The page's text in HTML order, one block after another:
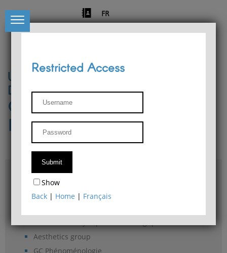
FR
University of Liège
Départment of Philosophy
Center for Phenomenological
Research
Access & maps
Philosophy Department Library
Aesthetics group
GC Phénoménologie
Restricted Access
Show
Back | Home | Français